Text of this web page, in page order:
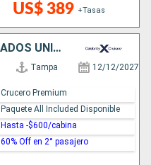
US$ 389 +Tasas
ISLAS CAIMÁN, MÉXICO, ESTADOS UNIDOS
Tampa 12/12/2027
Crucero Premium
Paquete All Included Disponible
Hasta -$600/cabina
60% Off en 2° pasajero